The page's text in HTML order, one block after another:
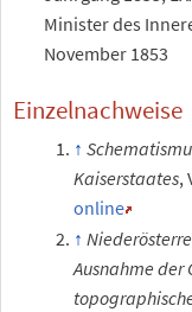
Minister des
November 1853
Einzelnachweise
Kaiserstaates,
online
Ausnahme der